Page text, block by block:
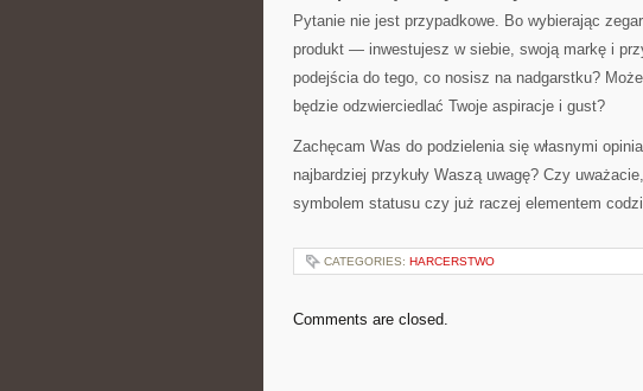
Pytanie nie jest przypadkowe. Bo wybierając
produkt — inwestujesz w siebie, swoją markę i
podejścia do tego, co nosisz na nadgarstku?
będzie odzwierciedlać Twoje aspiracje i gust?
Zachęcam Was do podzielenia się własnymi
najbardziej przykuły Waszą uwagę? Czy
symbolem statusu czy już raczej elementem
CATEGORIES: HARCERSTWO
Comments are closed.